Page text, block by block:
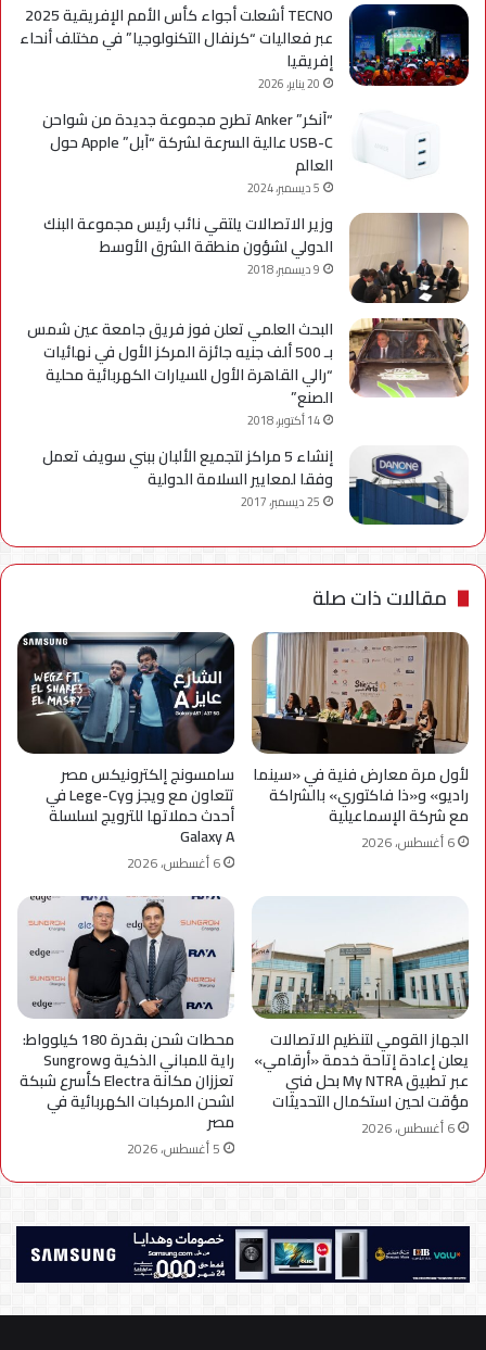
TECNO أشعلت أجواء كأس الأمم الإفريقية 2025
عبر فعاليات “كرنفال التكنولوجيا” في مختلف أنحاء
إفريقيا
20 يناير، 2026
“آنكر” Anker تطرح مجموعة جديدة من شواحن
USB-C عالية السرعة لشركة “آبل” Apple حول
العالم
5 ديسمبر، 2024
وزير الاتصالات يلتقي نائب رئيس مجموعة البنك
الدولي لشؤون منطقة الشرق الأوسط
9 ديسمبر، 2018
البحث العلمي تعلن فوز فريق جامعة عين شمس
بـ 500 ألف جنيه جائزة المركز الأول في نهائيات
“رالي القاهرة الأول للسيارات الكهربائية محلية
الصنع”
14 أكتوبر، 2018
إنشاء 5 مراكز لتجميع الألبان ببني سويف تعمل
وفقا لمعايير السلامة الدولية
25 ديسمبر، 2017
مقالات ذات صلة
لأول مرة معارض فنية في «سينما
راديو» و«ذا فاكتوري» بالشراكة
مع شركة الإسماعيلية
6 أغسطس، 2026
سامسونج إلكترونيكس مصر
تتعاون مع ويجز وLege-Cy في
أحدث حملاتها للترويج لسلسلة
Galaxy A
6 أغسطس، 2026
الجهاز القومي لتنظيم الاتصالات
يعلن إعادة إتاحة خدمة «أرقامي»
عبر تطبيق My NTRA بحل فني
مؤقت لحين استكمال التحديثات
6 أغسطس، 2026
محطات شحن بقدرة 180 كيلوواط:
راية للمباني الذكية وSungrow
تعززان مكانة Electra كأسرع شبكة
لشحن المركبات الكهربائية في
مصر
5 أغسطس، 2026